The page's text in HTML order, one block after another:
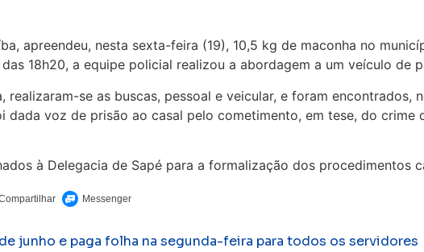
apreendeu, nesta sexta-feira (19), 10,5 kg de maconha no
18h20, a equipe policial realizou a abordagem a um veículo de
se as buscas, pessoal e veicular, e foram encontrados,
voz de prisão ao casal pelo cometimento, em tese, do
à Delegacia de Sapé para a formalização dos procedimentos
junho e paga folha na segunda-feira para todos os servidores